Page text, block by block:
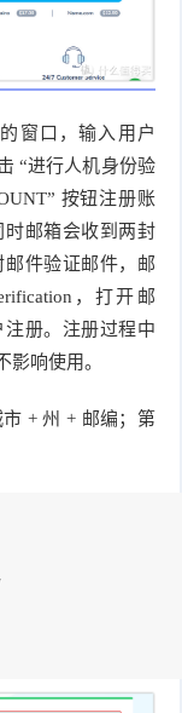
窗口，输入用户
“进行人机身份验
按钮注册账
邮箱会收到两封
件验证邮件，邮
，打开邮
册。注册过程中
响使用。
+ 州 + 邮编；第